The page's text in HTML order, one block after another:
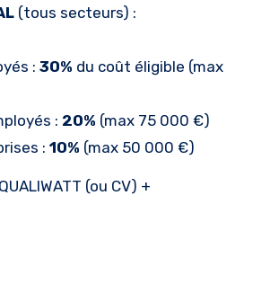
(tous secteurs) :
: 30% du coût éligible (max
: 20% (max 75 000 €)
: 10% (max 50 000 €)
(ou CV) +